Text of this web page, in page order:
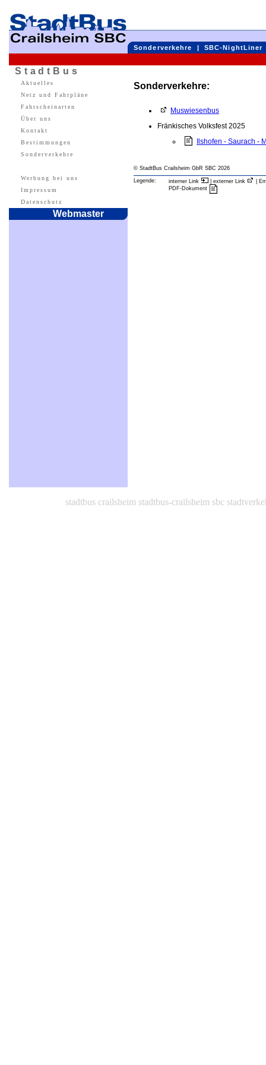
Sonderverkehre | SBC-NightLiner
StadtBus
Aktuelles
Netz und Fahrpläne
Fahrscheinarten
Über uns
Kontakt
Bestimmungen
Sonderverkehre
Werbung bei uns
Impressum
Datenschutz
Webmaster
Sonderverkehre:
Muswiesenbus
Fränkisches Volksfest 2025
Ilshofen - Saurach -
© StadtBus Crailsheim GbR SBC 2026
Legende: interner Link | externer Link
|
PDF-Dokument
stadtbus crailsheim stadtbus-crailsheim sbc